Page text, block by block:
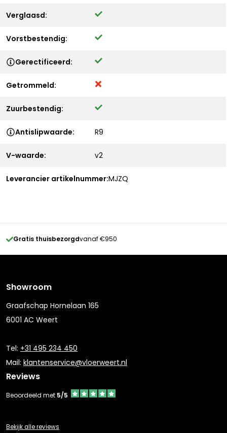
Verglaasd:
Vorstbestendig:
Gerectificeerd:
Getrommeld:
Zuurbestendig:
Antislipwaarde: R9
V-waarde: v2
Leverancier artikelnummer:MJZQ
Gratis thuisbezorgdvanaf €950
Showroom
Graafschap Hornelaan 165
6001 AC Weert
Tel: +31 495 234 450
Mail: klantenservice@vloerweert.nl
Reviews
Beoordeeld met 5/5
Bekijk alle reviews